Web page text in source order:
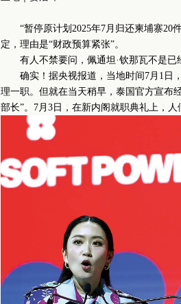
“暂停原计划2025年7月归还柬埔寨20
定，理由是“财政预算紧张”。
有人不禁要问，佩通坦·钦那瓦不是已
确实！据央视报道，当地时间7月1日，
理一职。但就在当天稍早，泰国官方宣布
部长”。7月3日，在新内阁就职典礼上，